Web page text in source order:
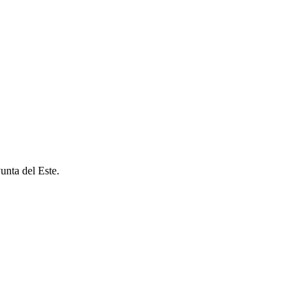
del Este.